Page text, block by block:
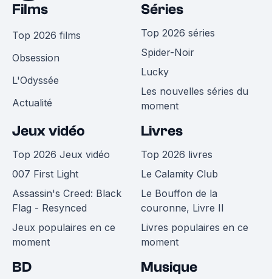
Films
Top 2026 films
Obsession
L'Odyssée
Actualité
Séries
Top 2026 séries
Spider-Noir
Lucky
Les nouvelles séries du
moment
Jeux vidéo
Top 2026 Jeux vidéo
007 First Light
Assassin's Creed: Black
Flag - Resynced
Jeux populaires en ce
moment
Livres
Top 2026 livres
Le Calamity Club
Le Bouffon de la
couronne, Livre II
Livres populaires en ce
moment
BD Musique